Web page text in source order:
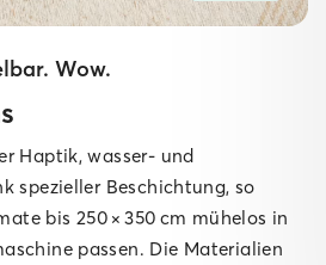
Wow.
Haptik, wasser‑ und
spezieller Beschichtung, so
bis 250 × 350 cm mühelos in
passen. Die Materialien